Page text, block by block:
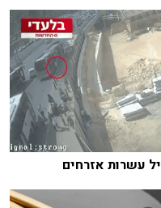
עשרות אזרחים